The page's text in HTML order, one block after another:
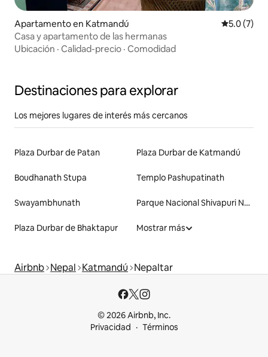
Apartamento en Katmandú
5.0 (7)
Casa y apartamento de las hermanas
Ubicación · Calidad-precio · Comodidad
Destinaciones para explorar
Los mejores lugares de interés más cercanos
Plaza Durbar de Patan Plaza Durbar de Katmandú
Boudhanath Stupa Templo Pashupatinath
Swayambhunath Parque Nacional Shivapuri Nagarjun
Plaza Durbar de Bhaktapur Mostrar más
Airbnb Nepal Katmandú Nepaltar
© 2026 Airbnb, Inc.
Privacidad
Términos